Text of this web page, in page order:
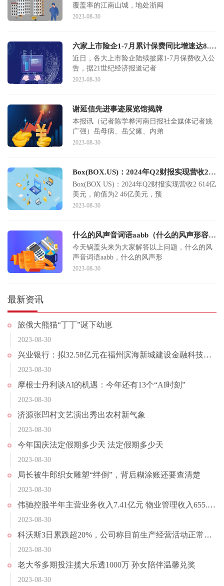
覆盖率的江南山城，地处浙闽
2023-08-30
六家上市险企1-7月累计保费同比增速达8.16%
近日，各大上市险企陆续披露1-7月保费收入公
告，据21世纪经济报道记者
2023-08-30
谢延信先进事迹展览馆揭牌
本报讯（记者陈学桦河南日报社全媒体记者姚
广强）岳母病、岳父瘫、内弟
2023-08-30
Box(BOX.US)：2024年Q2财报实现营收2.614亿美元
Box(BOX US)：2024年Q2财报实现营收2 614亿
美元，前值为2 46亿美元，预
2023-08-30
什么的风声音词语aabb（什么的风声形容强烈）
今天锅盖头来为大家解答以上问题，什么的风
声音词语aabb，什么的风声形
2023-08-30
最新资讯
旅俄大熊猫“丁丁”诞下幼崽
2023-08-30
兴业银行：拟32.58亿元在福州滨海新城建设金融科技产业园
2023-08-30
摩根士丹利谈AI的机遇：今年还有13个“AI时刻”
2023-08-30
济源张凹村文艺演出秀出农村新气象
2023-08-30
今年国庆法定假期多少天 法定假期多少天
2023-08-30
局长被牛郎织女雕塑“绊倒”，背后糊涂账还要查清楚
2023-08-30
伟驰控股半年主营业务收入7.41亿元 物业管理收入655.23万元
2023-08-30
科沃斯3日累跌超20%，公司称目前生产经营活动正常，日常经营情况未发生重大变化
2023-08-30
老大爷多期投注揽大乐透1000万 孙女陪伴温馨兑奖
2023-08-30